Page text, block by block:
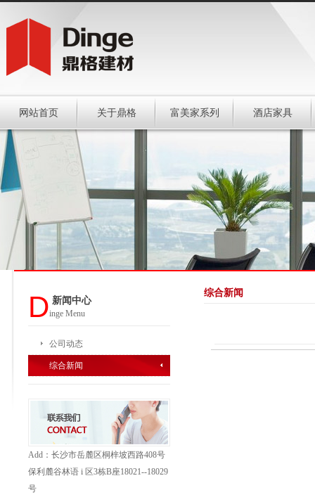
网站首页 关于鼎格 富美家系列 酒店家具
D 新闻中心
inge Menu
公司动态
综合新闻
Add：长沙市岳麓区桐梓坡西路408号
保利麓谷林语 i 区3栋B座18021--18029
号
综合新闻